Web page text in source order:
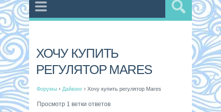
ХОЧУ КУПИТЬ
РЕГУЛЯТОР MARES
Форумы › Дайвинг › Хочу купить регулятор Mares
Просмотр 1 ветки ответов